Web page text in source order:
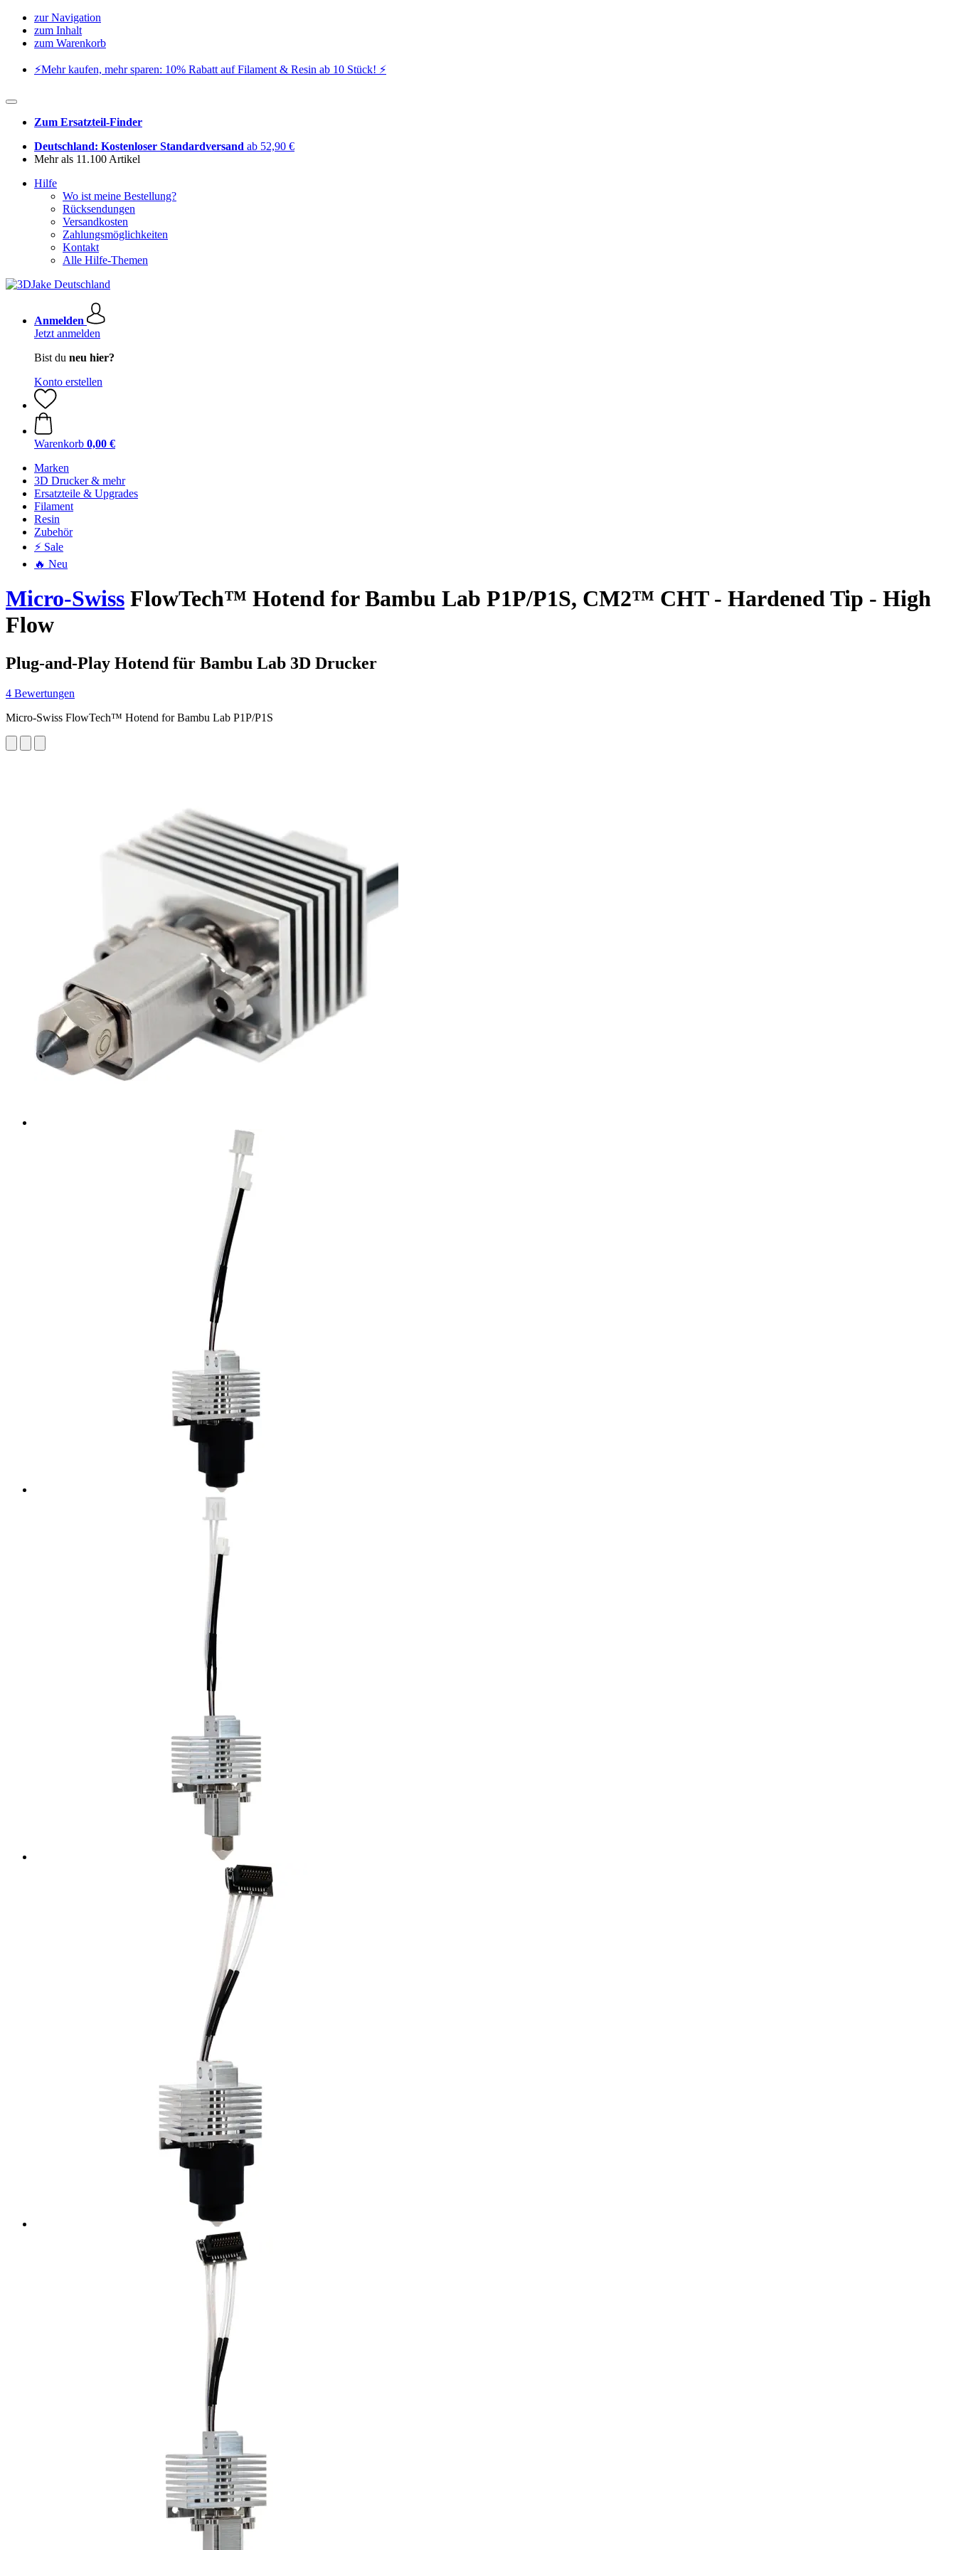
zur Navigation
zum Inhalt
zum Warenkorb
⚡️Mehr kaufen, mehr sparen: 10% Rabatt auf Filament & Resin ab 10 Stück! ⚡️
Zum Ersatzteil-Finder
Deutschland: Kostenloser Standardversand ab 52,90 €
Mehr als 11.100 Artikel
Hilfe
Wo ist meine Bestellung?
Rücksendungen
Versandkosten
Zahlungsmöglichkeiten
Kontakt
Alle Hilfe-Themen
Anmelden
Jetzt anmelden
Bist du neu hier?
Konto erstellen
Warenkorb 0,00 €
Marken
3D Drucker & mehr
Ersatzteile & Upgrades
Filament
Resin
Zubehör
⚡ Sale
🔥 Neu
Micro-Swiss FlowTech™ Hotend for Bambu Lab P1P/P1S, CM2™ CHT - Hardened Tip - High
Flow
Plug-and-Play Hotend für Bambu Lab 3D Drucker
4 Bewertungen
Micro-Swiss FlowTech™ Hotend for Bambu Lab P1P/P1S